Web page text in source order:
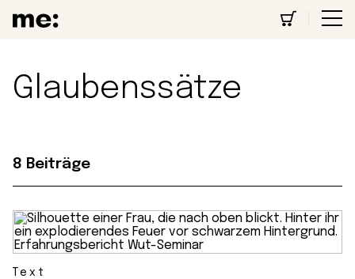
Glaubenssätze
8 Beiträge
Text